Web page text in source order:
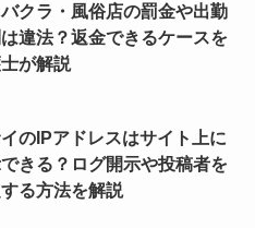
クラ・風俗店の罰金や出勤
違法？返金できるケースを
が解説
のIPアドレスはサイト上に
きる？ログ開示や投稿者を
る方法を解説